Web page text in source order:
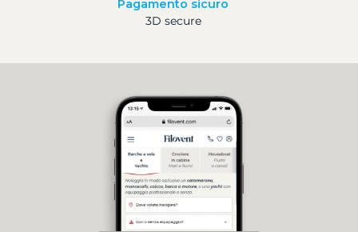
Pagamento sicuro
3D secure